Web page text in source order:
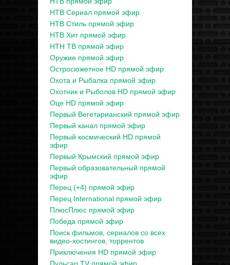
НТВ Сериал прямой эфир
НТВ Стиль прямой эфир
НТВ Хит прямой эфир
НТН ТВ прямой эфир
Оружие прямой эфир
Остросюжетное HD прямой эфир
Охота и Рыбалка прямой эфир
Охотник и Рыболов HD прямой эфир
Оце HD прямой эфир
Первый Вегетарианский прямой эфир
Первый канал прямой эфир
Первый космический HD прямой
эфир
Первый Крымский прямой эфир
Первый образовательный прямой
эфир
Перец (+4) прямой эфир
Перец International прямой эфир
ПлюсПлюс прямой эфир
Победа прямой эфир
Поиск фильмов, сериалов со всех
видео-хостингов, торрентов
Приключения HD прямой эфир